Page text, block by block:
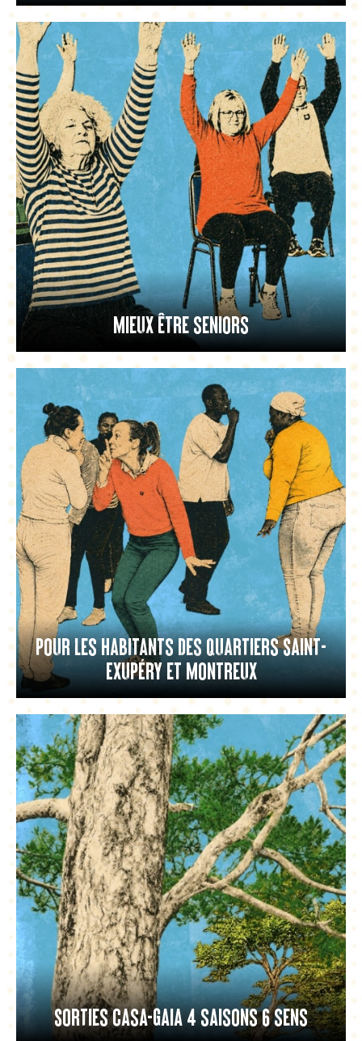
Mieux être seniors
Pour les habitants des quartiers Saint-
Exupéry et Montreux
Sorties Casa-Gaia 4 saisons 6 sens